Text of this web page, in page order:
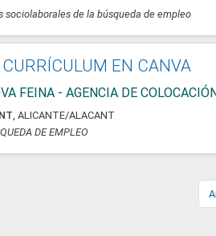
sociolaborales de la búsqueda de empleo
CURRÍCULUM EN CANVA
FEINA - AGENCIA DE
,ALICANTE/ALACANT
DE EMPLEO